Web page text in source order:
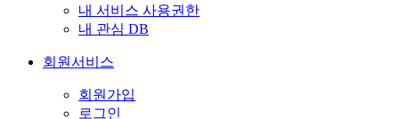
내 서비스 사용권한
내 관심 DB
회원서비스
회원가입
로그인